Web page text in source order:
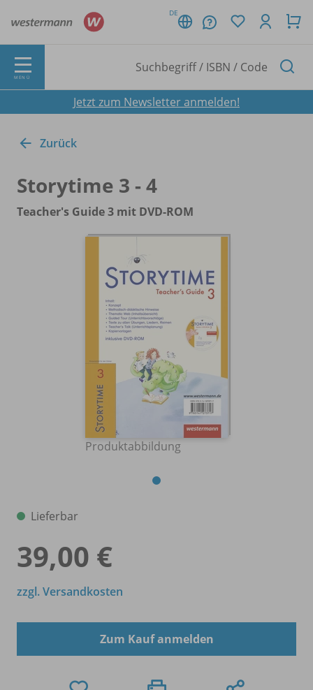
DE
MENÜ
Jetzt zum Newsletter anmelden!
Zurück
Storytime 3 - 4
Teacher's Guide 3 mit DVD-ROM
Produktabbildung
Lieferbar
39,00 €
zzgl. Versandkosten
Zum Kauf anmelden